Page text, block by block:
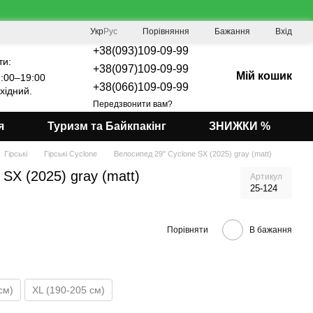
УкрРус Порівняння Бажання Вхід
+38(093)109-09-99
+38(097)109-09-99
+38(066)109-09-99
Передзвонити вам?
Мій кошик
Туризм та Байкпакінг ЗНИЖКИ %
Гірські Гірські Cyclone Велосипед 29" Cyclone SX (2025) gray (matt)
(2025) gray (matt) Артикул
25-124
Порівняти В бажання
XL (190-205 см)